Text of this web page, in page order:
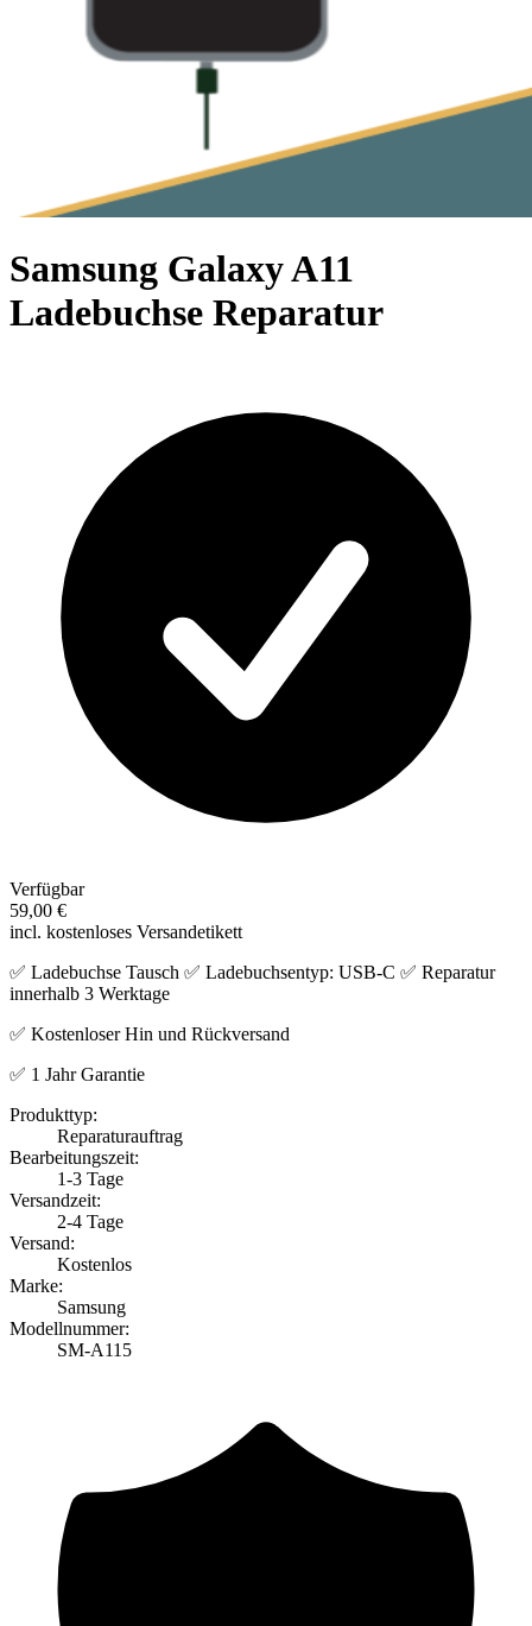
Samsung Galaxy A11
Ladebuchse Reparatur
Verfügbar
59,00 €
incl. kostenloses Versandetikett
✅ Ladebuchse Tausch ✅ Ladebuchsentyp: USB-C ✅ Reparatur
innerhalb 3 Werktage
✅ Kostenloser Hin und Rückversand
✅ 1 Jahr Garantie
Produkttyp:
Reparaturauftrag
Bearbeitungszeit:
1-3 Tage
Versandzeit:
2-4 Tage
Versand:
Kostenlos
Marke:
Samsung
Modellnummer:
SM-A115